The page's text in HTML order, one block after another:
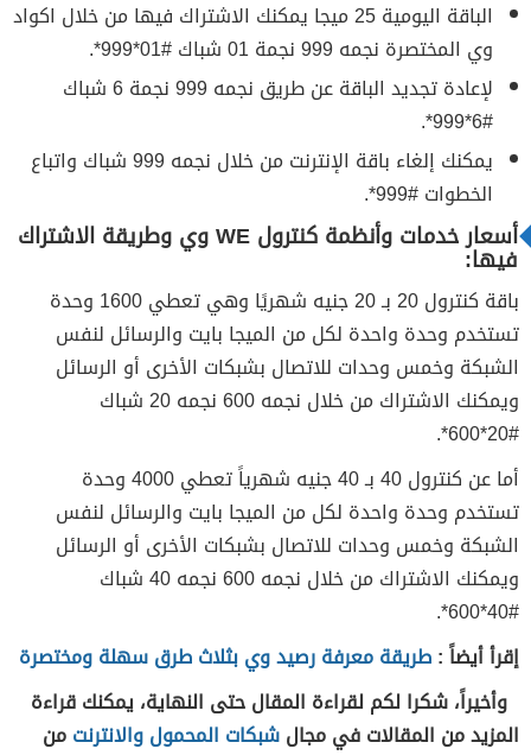
الباقة اليومية 25 ميجا يمكنك الاشتراك فيها من خلال اكواد
وي المختصرة نجمه 999 نجمة 01 شباك #01*999*.
لإعادة تجديد الباقة عن طريق نجمه 999 نجمة 6 شباك
#6*999*.
يمكنك إلغاء باقة الإنترنت من خلال نجمه 999 شباك واتباع
الخطوات #999*.
أسعار خدمات وأنظمة كنترول WE وي وطريقة الاشتراك
فيها:
باقة كنترول 20 بـ 20 جنيه شهريًا وهي تعطي 1600 وحدة
تستخدم وحدة واحدة لكل من الميجا بايت والرسائل لنفس
الشبكة وخمس وحدات للاتصال بشبكات الأخرى أو الرسائل
ويمكنك الاشتراك من خلال نجمه 600 نجمه 20 شباك
#20*600*.
أما عن كنترول 40 بـ 40 جنيه شهرياً تعطي 4000 وحدة
تستخدم وحدة واحدة لكل من الميجا بايت والرسائل لنفس
الشبكة وخمس وحدات للاتصال بشبكات الأخرى أو الرسائل
ويمكنك الاشتراك من خلال نجمه 600 نجمه 40 شباك
#40*600*.
إقرأ أيضاً :طريقة معرفة رصيد وي بثلاث طرق سهلة ومختصرة
وأخيراً، شكرا لكم لقراءة المقال حتى النهاية، يمكنك قراءة
المزيد من المقالات في مجالشبكات المحمول والانترنتمن